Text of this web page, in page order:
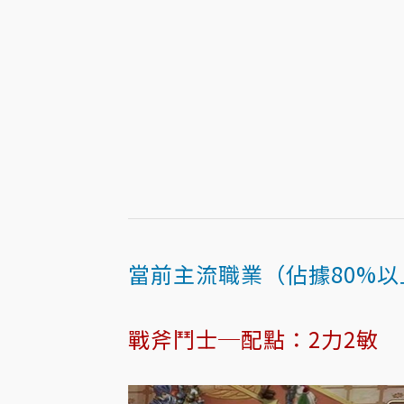
當前主流職業（佔據80%
戰斧鬥士─配點：2力2敏